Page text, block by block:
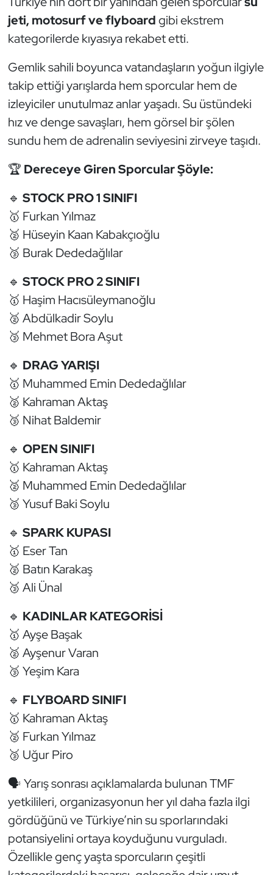
jeti, motosurf ve flyboardgibi ekstrem
kategorilerde kıyasıya rekabet etti.
Gemlik sahili boyunca vatandaşların yoğun ilgiyle
takip ettiği yarışlarda hem sporcular hem de
izleyiciler unutulmaz anlar yaşadı. Su üstündeki
hız ve denge savaşları, hem görsel bir şölen
sundu hem de adrenalin seviyesini zirveye taşıdı.
🏆 Dereceye Giren Sporcular Şöyle:
🔹 STOCK PRO 1 SINIFI
🥇 Furkan Yılmaz
🥈 Hüseyin Kaan Kabakçıoğlu
🥉 Burak Dededağlılar
🔹 STOCK PRO 2 SINIFI
🥇 Haşim Hacısüleymanoğlu
🥈 Abdülkadir Soylu
🥉 Mehmet Bora Aşut
🔹 DRAG YARIŞI
🥇 Muhammed Emin Dededağlılar
🥈 Kahraman Aktaş
🥉 Nihat Baldemir
🔹 OPEN SINIFI
🥇 Kahraman Aktaş
🥈 Muhammed Emin Dededağlılar
🥉 Yusuf Baki Soylu
🔹 SPARK KUPASI
🥇 Eser Tan
🥈 Batın Karakaş
🥉 Ali Ünal
🔹 KADINLAR KATEGORİSİ
🥇 Ayşe Başak
🥈 Ayşenur Varan
🥉 Yeşim Kara
🔹 FLYBOARD SINIFI
🥇 Kahraman Aktaş
🥈 Furkan Yılmaz
🥉 Uğur Piro
🗣️ Yarış sonrası açıklamalarda bulunan TMF
yetkilileri, organizasyonun her yıl daha fazla ilgi
gördüğünü ve Türkiye’nin su sporlarındaki
potansiyelini ortaya koyduğunu vurguladı.
Özellikle genç yaşta sporcuların çeşitli
Golf
Halter
Hava Sporları
Judo ve Kuraş
Kano ve Rafting
Karate
Kayak
Kempo
Kick Boks
Kürek
Modern Pentatlon
Motor Sporları
Muay Thai
Okçuluk
Optimist
Oryantiring
Özel Sporcular
Paralimpik
Ragbi
Satranç
Sualtı Sporları
Tekvando
Tenis